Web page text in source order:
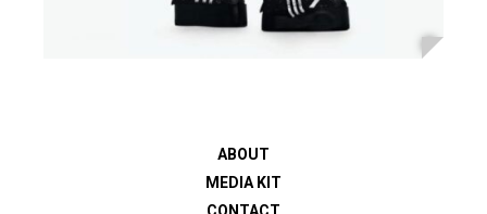
ABOUT
MEDIA KIT
CONTACT